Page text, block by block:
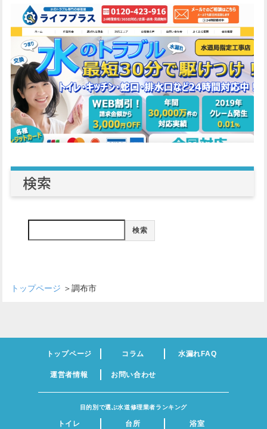
検索
検索
トップページ ＞調布市
トップページ コラム 水漏れFAQ
運営者情報 お問い合わせ
目的別で選ぶ水道修理業者ランキング
トイレ 台所 浴室